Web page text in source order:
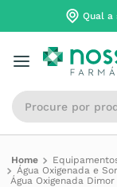
Qual a
Procure por
Água Oxigenada e
Água Oxigenada